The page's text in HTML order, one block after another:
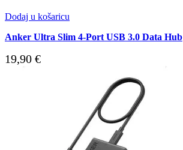
Dodaj u košaricu
Anker Ultra Slim 4-Port USB 3.0 Data Hub
19,90 €